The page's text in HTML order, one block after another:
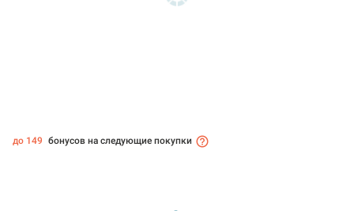
до 149 бонусов на следующие покупки